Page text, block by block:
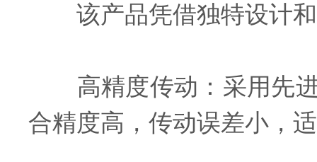
该产品凭借独特设计和
高精度传动‌：采用先进
合精度高，传动误差小，